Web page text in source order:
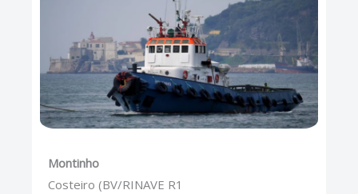
Montinho
Costeiro (BV/RINAVE R1